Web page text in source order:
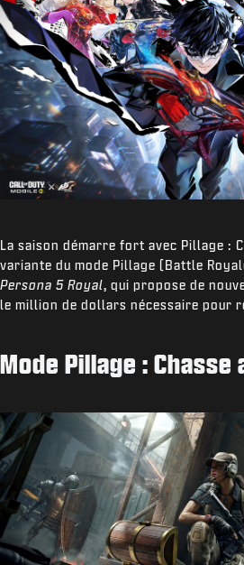
La saison démarre fort avec Pillage :
variante du mode Pillage (Battle
Persona 5 Royal, qui propose de
le million de dollars nécessaire pour
Mode Pillage : Chasse